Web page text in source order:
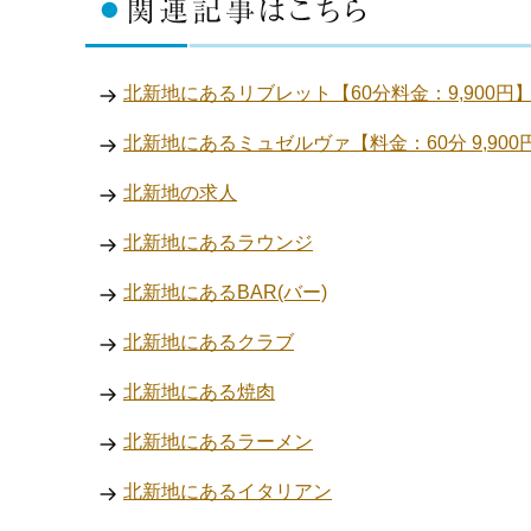
北新地にあるリブレット【60分料金：9,900円
北新地にあるミュゼルヴァ【料金：60分 9,900
北新地の求人
北新地にあるラウンジ
北新地にあるBAR(バー)
北新地にあるクラブ
北新地にある焼肉
北新地にあるラーメン
北新地にあるイタリアン